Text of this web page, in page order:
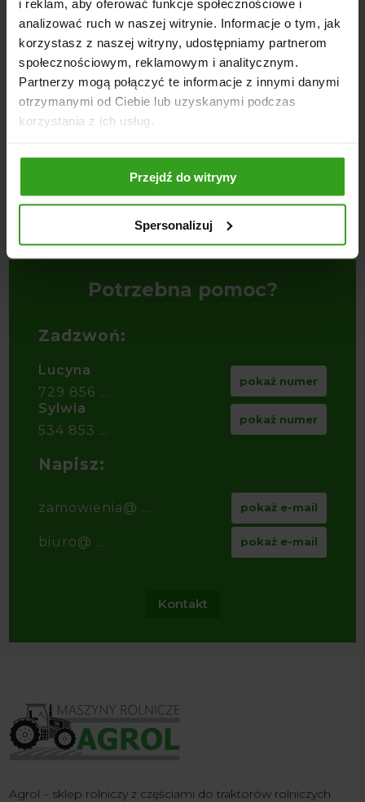
i reklam, aby oferować funkcje społecznościowe i
analizować ruch w naszej witrynie. Informacje o tym, jak
korzystasz z naszej witryny, udostępniamy partnerom
społecznościowym, reklamowym i analitycznym.
Partnerzy mogą połączyć te informacje z innymi danymi
otrzymanymi od Ciebie lub uzyskanymi podczas
korzystania z ich usług.
Przejdź do witryny
Spersonalizuj
4
1200,00
Potrzebna pomoc?
Zadzwoń:
Lucyna
729 856 ...
pokaż numer
Sylwia
534 853 ...
pokaż numer
Napisz:
zamowienia@ ... pokaż e-mail
biuro@ ... pokaż e-mail
Kontakt
Agrol – sklep rolniczy z częściami do traktorów rolniczych